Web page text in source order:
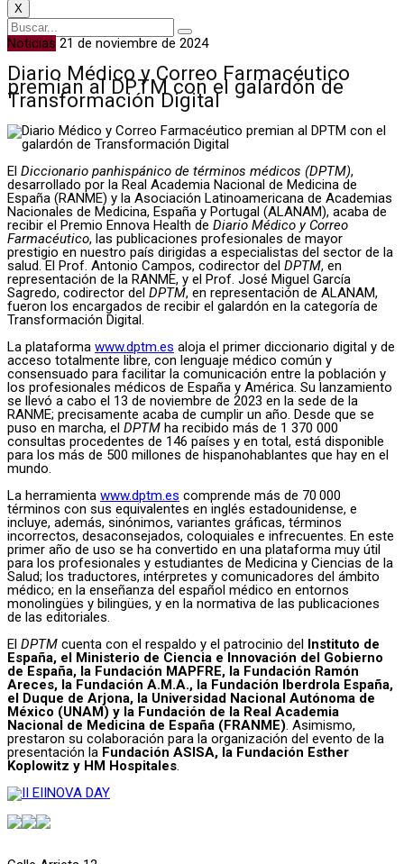
X
Noticias 21 de noviembre de 2024
Diario Médico y Correo Farmacéutico
premian al DPTM con el galardón de
Transformación Digital
El Diccionario panhispánico de términos médicos (DPTM),
desarrollado por la Real Academia Nacional de Medicina de
España (RANME) y la Asociación Latinoamericana de Academias
Nacionales de Medicina, España y Portugal (ALANAM), acaba de
recibir el Premio Ennova Health de Diario Médico y Correo
Farmacéutico, las publicaciones profesionales de mayor
prestigio en nuestro país dirigidas a especialistas del sector de la
salud. El Prof. Antonio Campos, codirector del DPTM, en
representación de la RANME, y el Prof. José Miguel García
Sagredo, codirector del DPTM, en representación de ALANAM,
fueron los encargados de recibir el galardón en la categoría de
Transformación Digital.
La plataforma www.dptm.es aloja el primer diccionario digital y de
acceso totalmente libre, con lenguaje médico común y
consensuado para facilitar la comunicación entre la población y
los profesionales médicos de España y América. Su lanzamiento
se llevó a cabo el 13 de noviembre de 2023 en la sede de la
RANME; precisamente acaba de cumplir un año. Desde que se
puso en marcha, el DPTM ha recibido más de 1 370 000
consultas procedentes de 146 países y en total, está disponible
para los más de 500 millones de hispanohablantes que hay en el
mundo.
La herramienta www.dptm.es comprende más de 70 000
términos con sus equivalentes en inglés estadounidense, e
incluye, además, sinónimos, variantes gráficas, términos
incorrectos, desaconsejados, coloquiales e infrecuentes. En este
primer año de uso se ha convertido en una plataforma muy útil
para los profesionales y estudiantes de Medicina y Ciencias de la
Salud; los traductores, intérpretes y comunicadores del ámbito
médico; en la enseñanza del español médico en entornos
monolingües y bilingües, y en la normativa de las publicaciones
de las editoriales.
El DPTM cuenta con el respaldo y el patrocinio del Instituto de
España, el Ministerio de Ciencia e Innovación del Gobierno
de España, la Fundación MAPFRE, la Fundación Ramón
Areces, la Fundación A.M.A., la Fundación Iberdrola España,
el Duque de Arjona, la Universidad Nacional Autónoma de
México (UNAM) y la Fundación de la Real Academia
Nacional de Medicina de España (FRANME). Asimismo,
prestaron su colaboración para la organización del evento de la
presentación la Fundación ASISA, la Fundación Esther
Koplowitz y HM Hospitales.